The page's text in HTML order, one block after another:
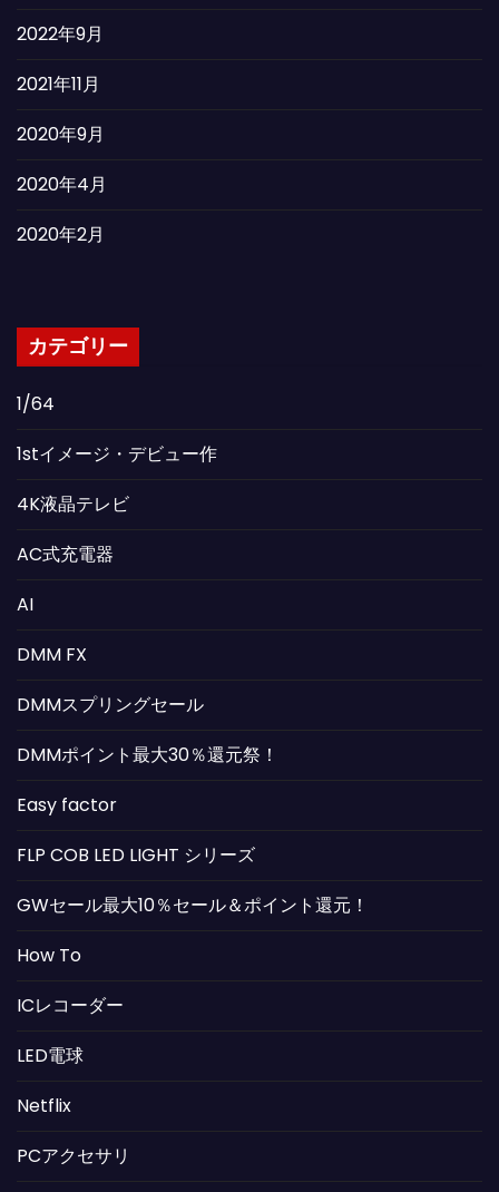
2022年9月
2021年11月
2020年9月
2020年4月
2020年2月
カテゴリー
1/64
1stイメージ・デビュー作
4K液晶テレビ
AC式充電器
AI
DMM FX
DMMスプリングセール
DMMポイント最大30％還元祭！
Easy factor
FLP COB LED LIGHT シリーズ
GWセール最大10％セール＆ポイント還元！
How To
ICレコーダー
LED電球
Netflix
PCアクセサリ